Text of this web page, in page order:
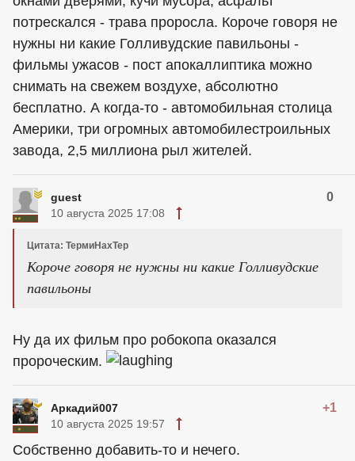
потрескался - трава проросла. Короче говоря не
нужны ни какие Голливудские павильоны -
фильмы ужасов - пост апокаллиптика можно
снимать на свежем воздухе, абсолютно
бесплатно. А когда-то - автомобильная столица
Америки, три огромных автомобилестроильных
завода, 2,5 миллиона рыл жителей.
guest 0
10 августа 2025 17:08
Цитата: ТермиНахТер
Короче говоря не нужны ни какие Голливудские
павильоны
Ну да их фильм про робокопа оказался
пророческим.
Аркадий007 +1
10 августа 2025 19:57
Собственно добавить-то и нечего.